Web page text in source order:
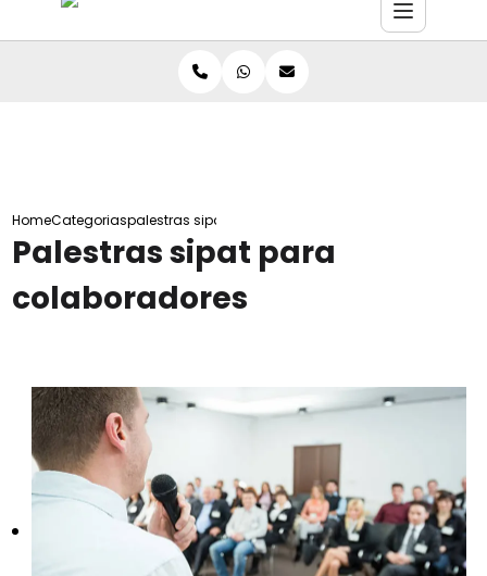
HomeCategoriaspalestras sipat colaboradores
Palestras sipat para
colaboradores